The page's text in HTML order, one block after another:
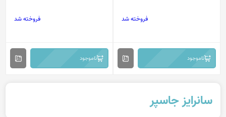
فروخته شد
ناموجود
فروخته شد
ناموجود
سانرایز جاسپر